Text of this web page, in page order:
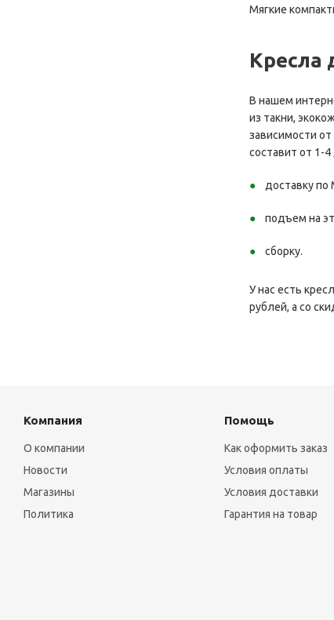
Мягкие
Кресла
В нашем
из такни,
зависимости
составит от 1-
доставку по
подъем на
сборку.
У нас есть
рублей, а со
Компания
О компании
Новости
Магазины
Политика
Помощь
Как оформить заказ
Условия оплаты
Условия доставки
Гарантия на товар